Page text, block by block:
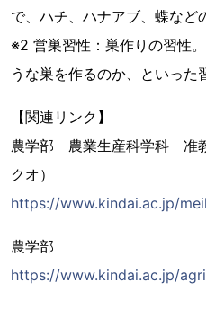
で、ハチ、ハナアブ、蝶など
※2 営巣習性：巣作りの習性
うな巣を作るのか、といった
【関連リンク】
農学部 農業生産科学科 准
クオ）
https://www.kindai.ac.jp/
農学部
https://www.kindai.ac.jp/